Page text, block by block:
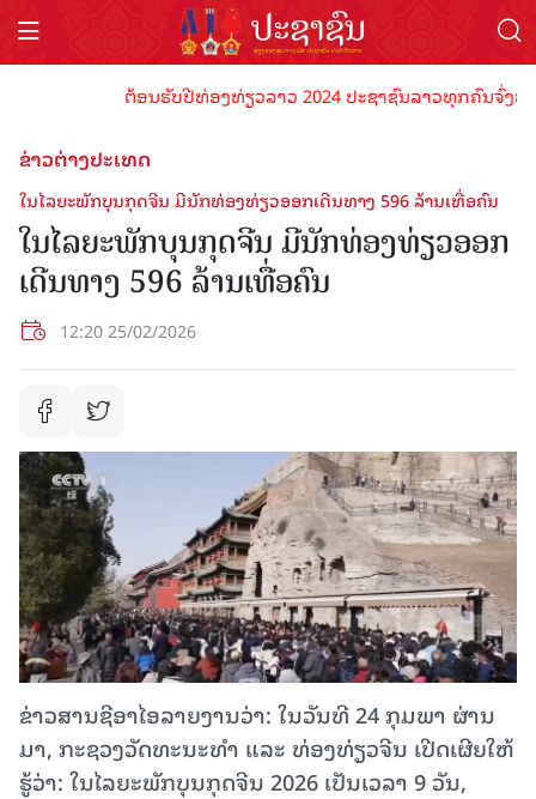
ຕ້ອນຮັບປີທ່ອງທ່ຽວລາວ 2024 ປະຊາຊົນລາວທຸກຄົນຈົ່ງພ້
ຂ່າວຕ່າງປະເທດ
ໃນ​ໄລ​ຍະ​ພັກ​ບຸນ​ກຸດ​ຈີນ​ ມີ​ນັກ​ທ່ອງ​ທ່ຽວ​ອອກ​ເດີນ​ທາງ 596 ລ້ານ​ເທື່ອ​ຄົນ
ໃນ​ໄລ​ຍະ​ພັກ​ບຸນ​ກຸດ​ຈີນ​ ມີ​ນັກ​ທ່ອງ​ທ່ຽວ​ອອກ​
ເດີນ​ທາງ 596 ລ້ານ​ເທື່ອ​ຄົນ
12:20 25/02/2026
ຂ່າວສານຊີອາໄອລາຍງານວ່າ: ໃນວັນ​ທີ 24 ກຸມ​ພາ​ ຜ່ານ
ມາ, ກະ​ຊວງວັດ​ທະ​ນະ​ທຳ ແລະ ທ່ອງ​ທ່ຽວ​ຈີນ ​ເປີດ​ເຜີຍ​ໃຫ້​
ຮູ້​ວ່າ: ໃນ​ໄລ​ຍະ​ພັກບຸນ​ກຸດ​ຈີນ 2026 ເປັນ​ເວ​ລາ 9 ວັນ,